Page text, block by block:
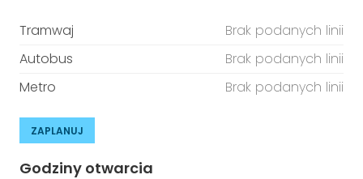
Tramwaj
Brak podanych linii
Autobus
Brak podanych linii
Metro
Brak podanych linii
ZAPLANUJ
Godziny otwarcia